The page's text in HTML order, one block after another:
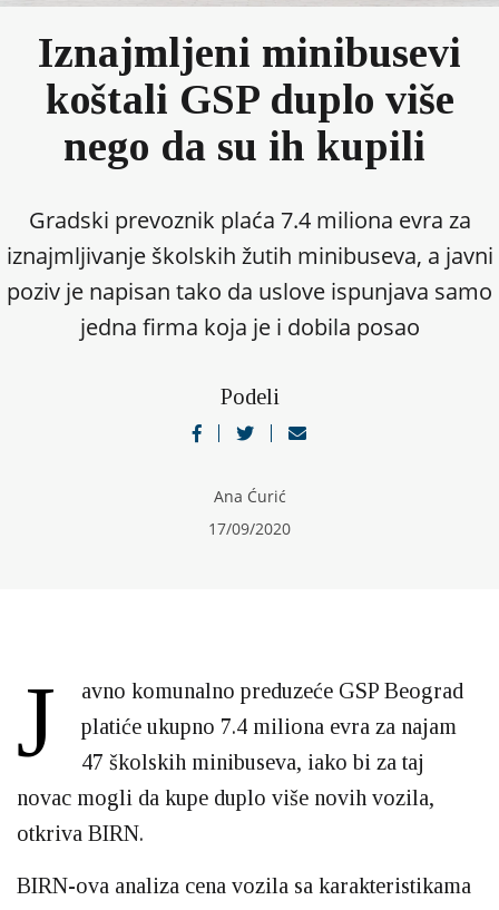
Iznajmljeni minibusevi
koštali GSP duplo više
nego da su ih kupili
Gradski prevoznik plaća 7.4 miliona evra za
iznajmljivanje školskih žutih minibuseva, a javni
poziv je napisan tako da uslove ispunjava samo
jedna firma koja je i dobila posao
Podeli
Ana Ćurić
17/09/2020
J
avno komunalno preduzeće GSP Beograd
platiće ukupno 7.4 miliona evra za najam
47 školskih minibuseva, iako bi za taj
novac mogli da kupe duplo više novih vozila,
otkriva BIRN.
BIRN-ova analiza cena vozila sa karakteristikama